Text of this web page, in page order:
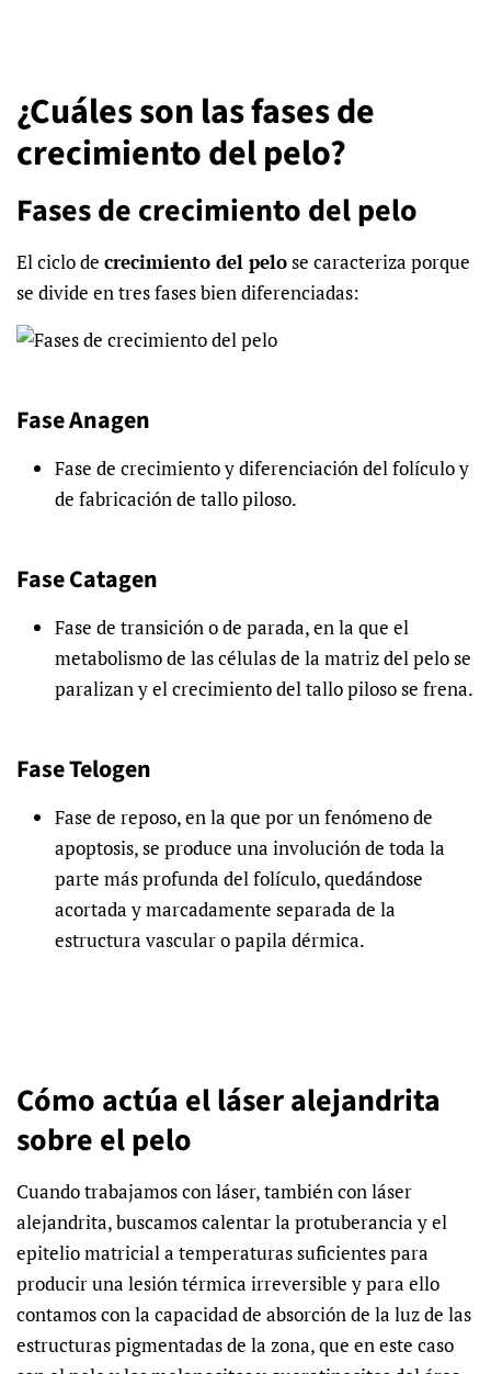
¿Cuáles son las fases de
crecimiento del pelo?
Fases de crecimiento del pelo
El ciclo de crecimiento del pelose caracteriza porque
se divide en tres fases bien diferenciadas:
Fase Anagen
Fase de crecimiento y diferenciación del folículo y
de fabricación de tallo piloso.
Fase Catagen
Fase de transición o de parada, en la que el
metabolismo de las células de la matriz del pelo se
paralizan y el crecimiento del tallo piloso se frena.
Fase Telogen
Fase de reposo, en la que por un fenómeno de
apoptosis, se produce una involución de toda la
parte más profunda del folículo, quedándose
acortada y marcadamente separada de la
estructura vascular o papila dérmica.
Cómo actúa el láser alejandrita
sobre el pelo
Cuando trabajamos conláser, también con láser
alejandrita,buscamos calentar la protuberancia y el
epitelio matricial a temperaturas suficientes para
producir una lesión térmica irreversible y para ello
contamos con la capacidad de absorción de la luz de las
estructuras pigmentadas de la zona, que en este caso